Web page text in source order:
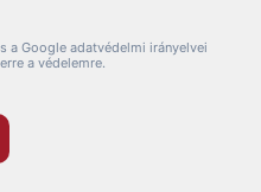
a Google adatvédelmi irányelvei
a védelemre.